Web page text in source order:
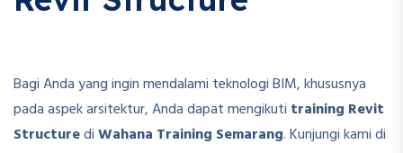
Bagi Anda yang ingin mendalami teknologi BIM, khususnya
pada aspek arsitektur, Anda dapat mengikuti training Revit
StructurediWahana Training Semarang. Kunjungi kami di